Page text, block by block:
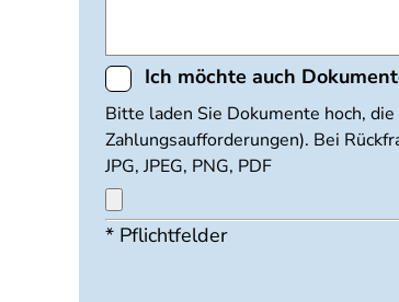
Ich möchte auch
Dokumente
hochladen
Bitte laden Sie Dokumente hoch,
Zahlungsaufforderungen). Bei
JPG, JPEG, PNG, PDF
Maximal
* Pflichtfelder